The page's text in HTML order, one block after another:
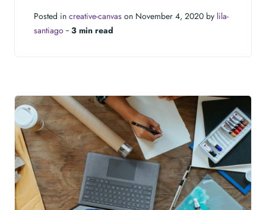
Posted in creative-canvas on November 4, 2020 by lila-
santiago ‐ 3 min read